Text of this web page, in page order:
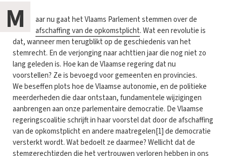
M
aar nu gaat het Vlaams Parlement stemmen over de
afschaffing van de opkomstplicht. Wat een revolutie is
dat, wanneer men terugblikt op de geschiedenis van het
stemrecht. En de verjonging naar achttien jaar die nog niet zo
lang geleden is. Hoe kan de Vlaamse regering dat nu
voorstellen? Ze is bevoegd voor gemeenten en provincies.
We beseffen plots hoe de Vlaamse autonomie, en de politieke
meerderheden die daar ontstaan, fundamentele wijzigingen
aanbrengen aan onze parlementaire democratie. De Vlaamse
regeringscoalitie schrijft in haar voorstel dat door de afschaffing
van de opkomstplicht en andere maatregelen[1] de democratie
versterkt wordt. Wat bedoelt ze daarmee? Wellicht dat de
stemgerechtigden die het vertrouwen verloren hebben in ons